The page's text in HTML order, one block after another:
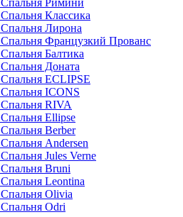
Спальня Классика
Спальня Лирона
Спальня Французкий Прованс
Спальня Балтика
Спальня Доната
Спальня ECLIPSE
Спальня ICONS
Спальня RIVA
Спальня Ellipse
Спальня Berber
Спальня Andersen
Спальня Jules Verne
Спальня Bruni
Спальня Leontina
Спальня Olivia
Спальня Odri